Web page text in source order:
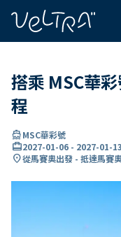
搭乘 MSC華
程
directions_boatMSC華彩號
card_travel2027-01-06 - 2027-01-13
location_on從馬賽奧出發 - 抵達馬賽